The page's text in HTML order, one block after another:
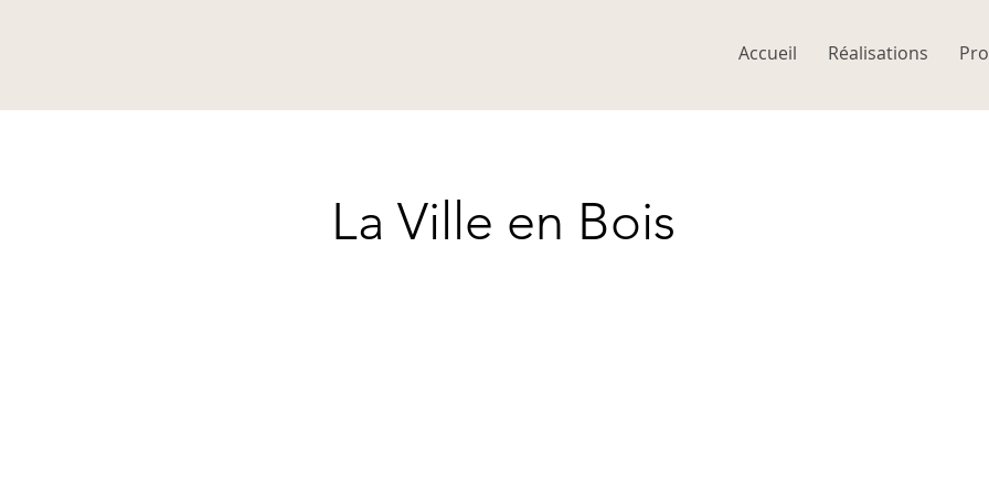
Accueil Réalisations
La Ville en Bois